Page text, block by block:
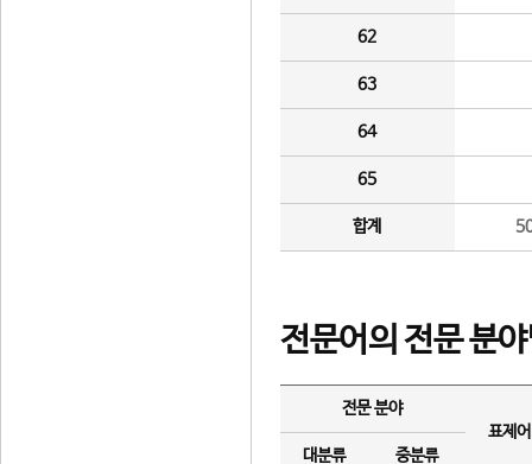
62
63
64
65
합계
전문어의 전문 분
전문 분야
표제
대분류
중분류